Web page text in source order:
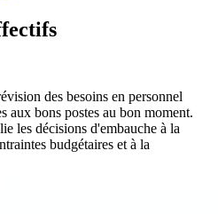
des besoins en personnel
aux bons postes au bon moment.
les décisions d'embauche à la
budgétaires et à la